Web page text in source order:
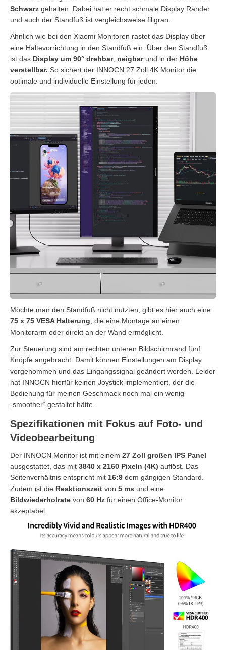
Schwarz gehalten. Dabei hat er recht schmale Display Ränder
und auch der Standfuß ist vergleichsweise filigran.
Ähnlich wie bei den Xiaomi Monitoren rastet das Display über
eine Haltevorrichtung in den Standfuß ein. Über den Standfuß
ist das Display um 90° drehbar, neigbarund in der Höhe
verstellbar. So sichert der INNOCN 27 Zoll 4K Monitor die
optimale und individuelle Einstellung für jeden.
Möchte man den Standfuß nicht nutzten, gibt es hier auch eine
75 x 75 VESA Halterung, die eine Montage an einen
Monitorarm oder direkt an der Wand ermöglicht.
Zur Steuerung sind am rechten unteren Bildschirmrand fünf
Knöpfe angebracht. Damit können Einstellungen am Display
vorgenommen und das Eingangssignal geändert werden. Leider
hat INNOCN hierfür keinen Joystick implementiert, der die
Bedienung für meinen Geschmack noch mal ein wenig
„smoother“ gestaltet hätte.
Spezifikationen mit Fokus auf Foto- und
Videobearbeitung
Der INNOCN Monitor ist mit einem 27 Zoll großen IPS Panel
ausgestattet, das mit 3840 x 2160 Pixeln (4K) auflöst. Das
Seitenverhältnis entspricht mit 16:9 dem gängigen Standard.
Zudem ist die Reaktionszeit von 5 ms und eine
Bildwiederholrate von 60 Hz für einen Office-Monitor
akzeptabel.